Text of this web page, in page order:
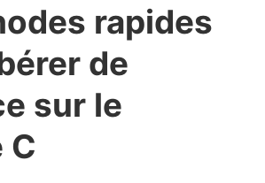
rapides
de
sur le
C